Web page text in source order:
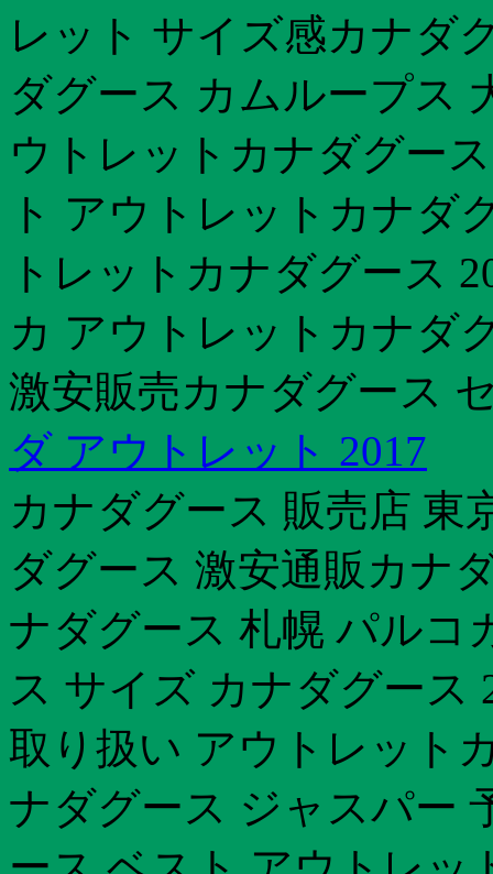
レット サイズ感カナダ
ダグース カムループス
ウトレットカナダグー
ト アウトレットカナダ
トレットカナダグース
カ アウトレットカナダ
激安販売カナダグース
ダ アウトレット 2017
カナダグース 販売店 東
ダグース 激安通販カナ
ナダグース 札幌 パルコ
ス サイズ カナダグース
取り扱い アウトレット
ナダグース ジャスパー